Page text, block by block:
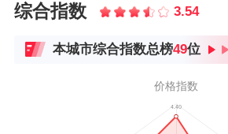
综合指数 3.54
本城市综合指数总榜49位